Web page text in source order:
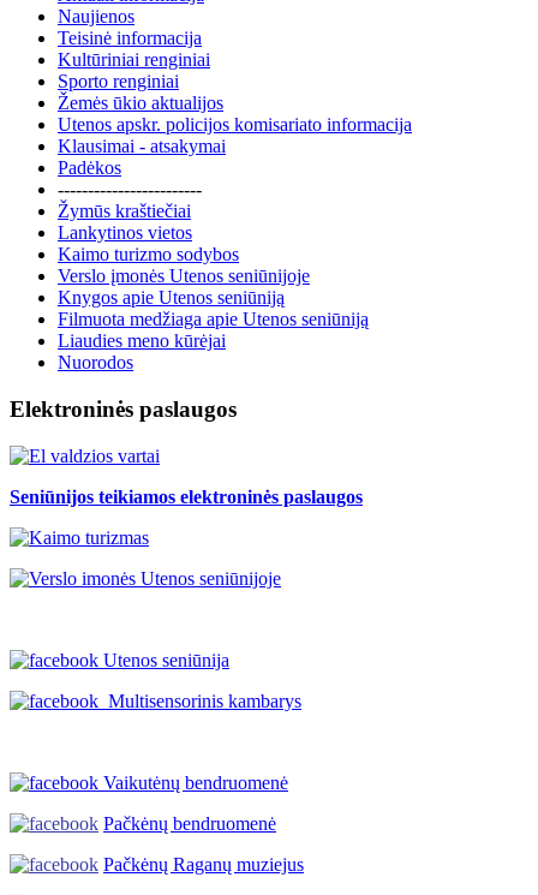
Naujienos
Teisinė informacija
Kultūriniai renginiai
Sporto renginiai
Žemės ūkio aktualijos
Utenos apskr. policijos komisariato informacija
Klausimai - atsakymai
Padėkos
------------------------
Žymūs kraštiečiai
Lankytinos vietos
Kaimo turizmo sodybos
Verslo įmonės Utenos seniūnijoje
Knygos apie Utenos seniūniją
Filmuota medžiaga apie Utenos seniūniją
Liaudies meno kūrėjai
Nuorodos
Elektroninės paslaugos
Seniūnijos teikiamos elektroninės paslaugos
Utenos seniūnija
Multisensorinis kambarys
Vaikutėnų bendruomenė
Pačkėnų bendruomenė
Pačkėnų Raganų muziejus